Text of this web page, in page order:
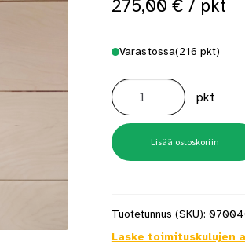
saunan puupinnat taas siisteiksiUsein
275,00 € / pkt
Varastossa(216 pkt)
Koivupaneeli
Björk
12x2425x300
hiottu
määrä
pkt
Lisää ostoskoriin
Tuotetunnus (SKU):
Laske toimituskulujen